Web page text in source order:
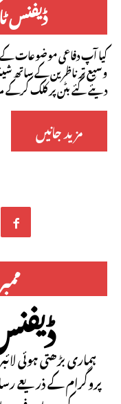
ڈیفنس
کیا آپ دفاعی موضوعات
وسیع تر ناظرین کے ساتھ
دیئے گئے بٹن پر کلک کرکے
مزید جانیں
ہماری بڑھتی ہوئی
پروگرام کے ذریعے